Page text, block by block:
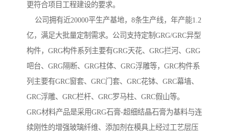
更符合项目工程建设的要求。
公司拥有近20000平生产基地，8条生产线，年产能1.2
亿，满足大批量定制需求。公司支持定制GRG/GRC异型
构件，GRG构件系列主要有GRG天花、GRG拦河、GRG
吧台、GRG隔断、GRG柱体、GRG浮雕等，GRC构件系
列主要有GRC窗套、GRC门套、GRC花钵、GRC幕墙、
GRC浮雕、GRC栏杆、GRC罗马柱、GRC假山等。
GRG材料产品是采用GRG石膏-超细结晶石膏为基料与连
续刚性的增强玻璃纤维、添加剂在模具上经过工艺层压